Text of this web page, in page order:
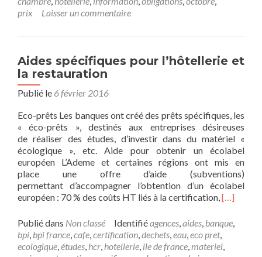
:
l’égard
du
consommateur
prix
Laisser un commentaire
Aides spécifiques pour l’hôtellerie et
la restauration
Publié le 6 février 2016
Eco-prêts Les banques ont créé des prêts spécifiques, les
« éco-prêts », destinés aux entreprises désireuses
de réaliser des études, d’investir dans du matériel «
écologique », etc. Aide pour obtenir un écolabel
européen L’Ademe et certaines régions ont mis en
place une offre d’aide (subventions)
permettant d’accompagner l’obtention d’un écolabel
européen : 70 % des coûts HT liés à la certification,En
plus
surAides
[…]
Publié dans Non classé Identifiéagences,aides, banque,
bpi, bpi france,cafe,certification,dechets,eau,eco pret,
ecologique,études, hcr, hotellerie, ile de france,materiel,